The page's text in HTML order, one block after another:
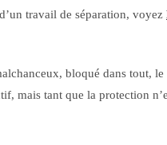
travail de séparation, voyez
bloqué dans tout,
mais tant que la protection